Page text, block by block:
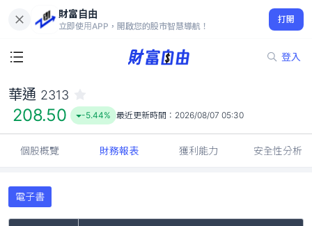
財富自由
立即使用APP，開啟您的股市智慧導航！
打開
登入
208.50
-5.44%
華通 2313
208.50 -5.44% 最近更新時間： 2026/08/07 05:30
個股概覽 財務報表 獲利能力 安全性分析
電子書